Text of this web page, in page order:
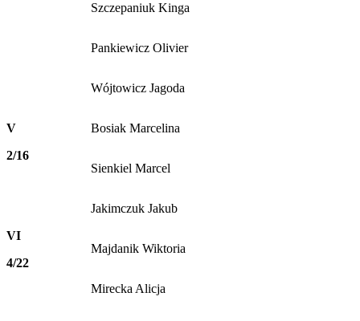
Szczepaniuk Kinga
Pankiewicz Olivier
Wójtowicz Jagoda
V
2/16
Bosiak Marcelina
Sienkiel Marcel
VI
4/22
Jakimczuk Jakub
Majdanik Wiktoria
Mirecka Alicja